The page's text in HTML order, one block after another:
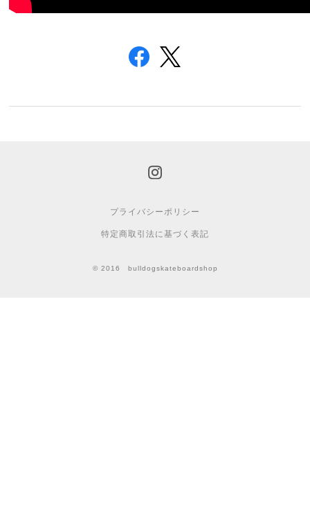
プライバシーポリシー
特定商取引法に基づく表記
© 2016 bulldogskateboardshop